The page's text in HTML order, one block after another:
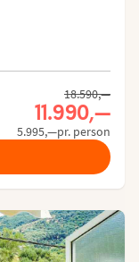
4.214/54 of 5
18.590,—
11.990,—
5.995,—pr. person